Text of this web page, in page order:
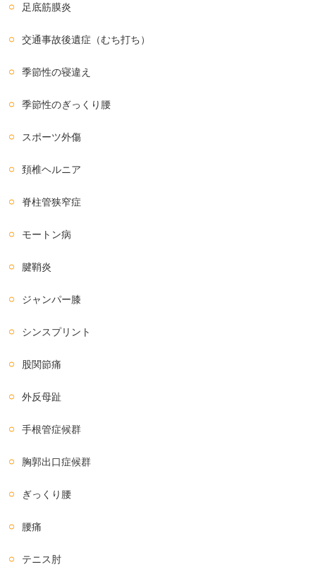
足底筋膜炎
交通事故後遺症（むち打ち）
季節性の寝違え
季節性のぎっくり腰
スポーツ外傷
頚椎ヘルニア
脊柱管狭窄症
モートン病
腱鞘炎
ジャンパー膝
シンスプリント
股関節痛
外反母趾
手根管症候群
胸郭出口症候群
ぎっくり腰
腰痛
テニス肘